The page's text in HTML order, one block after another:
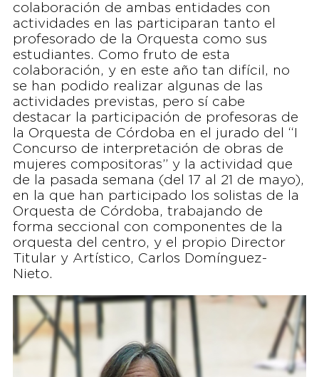
colaboración de ambas entidades con
actividades en las participaran tanto el
profesorado de la Orquesta como sus
estudiantes. Como fruto de esta
colaboración, y en este año tan difícil, no
se han podido realizar algunas de las
actividades previstas, pero sí cabe
destacar la participación de profesoras de
la Orquesta de Córdoba en el jurado del “I
Concurso de interpretación de obras de
mujeres compositoras” y la actividad que
de la pasada semana (del 17 al 21 de mayo),
en la que han participado los solistas de la
Orquesta de Córdoba, trabajando de
forma seccional con componentes de la
orquesta del centro, y el propio Director
Titular y Artístico, Carlos Domínguez-
Nieto.